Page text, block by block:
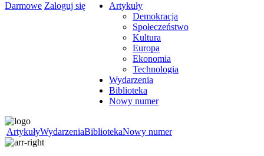
Darmowe Zaloguj się
Artykuły
Demokracja
Społeczeństwo
Kultura
Europa
Ekonomia
Technologia
Wydarzenia
Biblioteka
Nowy numer
ArtykułyWydarzeniaBibliotekaNowy numer